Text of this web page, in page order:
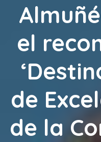
el
de
de la